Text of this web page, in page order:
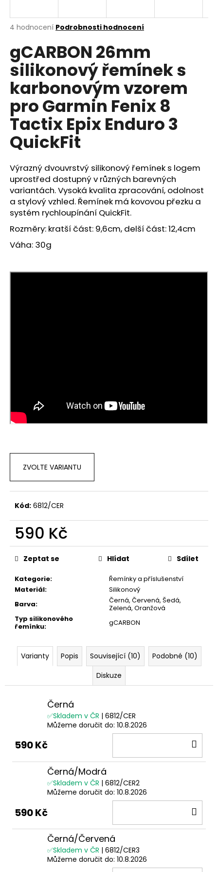
Průměrné
produktu
je
5,0
z
5
hvězdiček.
4 hodnocení Podrobnosti hodnocení
gCARBON 26mm
silikonový řemínek s
karbonovým vzorem
pro Garmin Fenix 8
Tactix Epix Enduro 3
QuickFit
Výrazný dvouvrstvý silikonový řemínek s logem
uprostřed dostupný v různých barevných
variantách. Vysoká kvalita zpracování, odolnost
a stylový vzhled. Řemínek má kovovou přezku a
systém rychloupínání QuickFit.
Rozměry: kratší část: 9,6cm, delší část: 12,4cm
Váha: 30g
ZVOLTE VARIANTU
Kód: 6812/CER
590 Kč
Měrná
cena:
Kategorie:
Řemínky a příslušenství
Materiál:
Silikonový
Barva:
Černá, Červená, Šedá,
Zelená, Oranžová
Typ silikonového
řemínku: gCARBON
Zeptat se Hlídat Sdílet
Varianty Popis Související (10)
Podobné (10)
Diskuze
Černá
✅Skladem v ČR | 6812/CER
Můžeme doručit do: 10.8.2026
590 Kč
Černá/Modrá
✅Skladem v ČR | 6812/CER2
Můžeme doručit do: 10.8.2026
590 Kč
Černá/Červená
✅Skladem v ČR | 6812/CER3
Můžeme doručit do: 10.8.2026
j
t
?
HLEDAT
o
p
o
r
u
č
u
j
e
e